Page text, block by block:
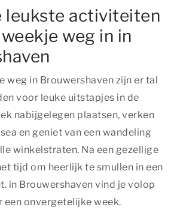
leukste activiteiten
weg in in
weg in Brouwershaven zijn er tal
voor leuke uitstapjes in de
nabijgelegen plaatsen, verken
en geniet van een wandeling
winkelstraten. Na een gezellige
tijd om heerlijk te smullen in een
in Brouwershaven vind je volop
onvergetelijke week.